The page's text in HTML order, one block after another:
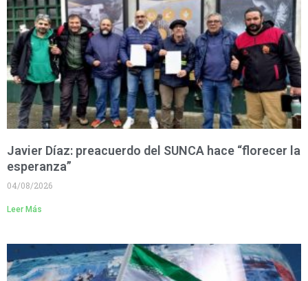
Javier Díaz: preacuerdo del SUNCA hace “florecer la
esperanza”
04/08/2026
Leer Más